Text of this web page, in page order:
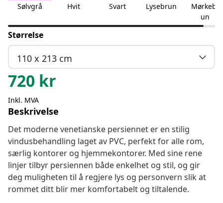
Sølvgrå Hvit Svart Lysebrun
Mørkebr
un
Størrelse
110 x 213 cm
720 kr
Inkl. MVA
Beskrivelse
Det moderne venetianske persiennet er en stilig
vindusbehandling laget av PVC, perfekt for alle rom,
særlig kontorer og hjemmekontorer. Med sine rene
linjer tilbyr persiennen både enkelhet og stil, og gir
deg muligheten til å regjere lys og personvern slik at
rommet ditt blir mer komfortabelt og tiltalende.